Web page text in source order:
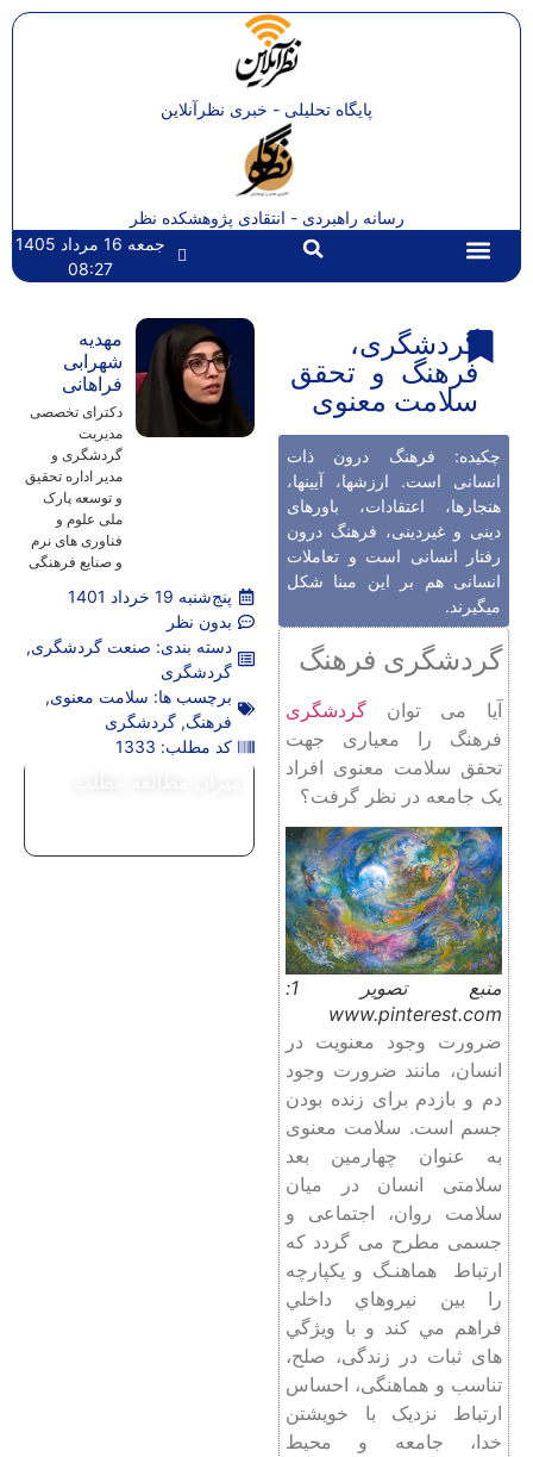
پایگاه تحلیلی - خبری نظرآنلاین
رسانه راهبردی - انتقادی پژوهشکده نظر
جمعه 16 مرداد 1405
08:27
گردشگری،
فرهنگ و تحقق
سلامت معنوی
چکیده: فرهنگ درون ذات
انسانی است. ارزشها، آیینها،
هنجارها، اعتقادات، باورهای
دینی و غیردینی، فرهنگ درون
رفتار انسانی است و تعاملات
انسانی هم بر این مبنا شکل
میگیرند.
گردشگری فرهنگ
آیا می توان گردشگری
فرهنگ را معیاری جهت
تحقق سلامت معنوی افراد
یک جامعه در نظر گرفت؟
منبع تصویر 1:
www.pinterest.com
ضرورت وجود معنویت در
انسان، مانند ضرورت وجود
دم و بازدم برای زنده ‌بودن
جسم است. سلامت معنوی
به عنوان چهارمین بعد
سلامتی انسان در میان
سلامت روان، اجتماعی و
جسمی مطرح می گردد ﻛﻪ
ارﺗﺒﺎط ﻫﻤﺎﻫﻨـﮓ و ﻳﻜﭙﺎرﭼﻪ
را ﺑﻴﻦ ﻧﻴﺮوﻫﺎي داﺧﻠﻲ
ﻓﺮاﻫﻢ ﻣﻲ کند و ﺑﺎ وﻳﮋﮔﻲ
های ثبات در زندگی، ﺻﻠﺢ،
ﺗﻨﺎﺳﺐ و هماهنگی، احساس
ارتباط نزدیک با خویشتن
خدا، جامعه و محیط
مهدیه
شهرابی
فراهانی
دکترای تخصصی
مدیریت
گردشگری و
مدیر اداره تحقیق
و توسعه پارک
ملی علوم و
فناوری های نرم
و صنایع فرهنگی
پنج‌شنبه 19 خرداد 1401
بدون نظر
دسته بندی: صنعت گردشگری,
گردشگری
برچسب ها: سلامت معنوی,
فرهنگ, گردشگری
کد مطلب: 1333